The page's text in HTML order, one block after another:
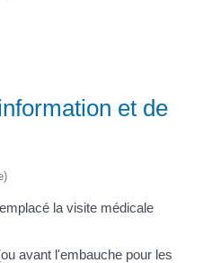
et de
la visite médicale
avant l'embauche pour les